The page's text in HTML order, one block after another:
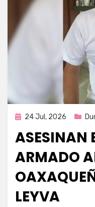
Publicada
24 Jul, 2026
ASESINAN
ARMADO
LEYVA